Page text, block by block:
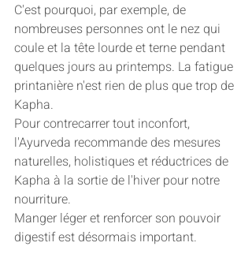
C'est pourquoi, par exemple, de
nombreuses personnes ont le nez qui
coule et la tête lourde et terne pendant
quelques jours au printemps. La fatigue
printanière n'est rien de plus que trop de
Kapha.
Pour contrecarrer tout inconfort,
l'Ayurveda recommande des mesures
naturelles, holistiques et réductrices de
Kapha à la sortie de l'hiver pour notre
nourriture.
Manger léger et renforcer son pouvoir
digestif est désormais important.